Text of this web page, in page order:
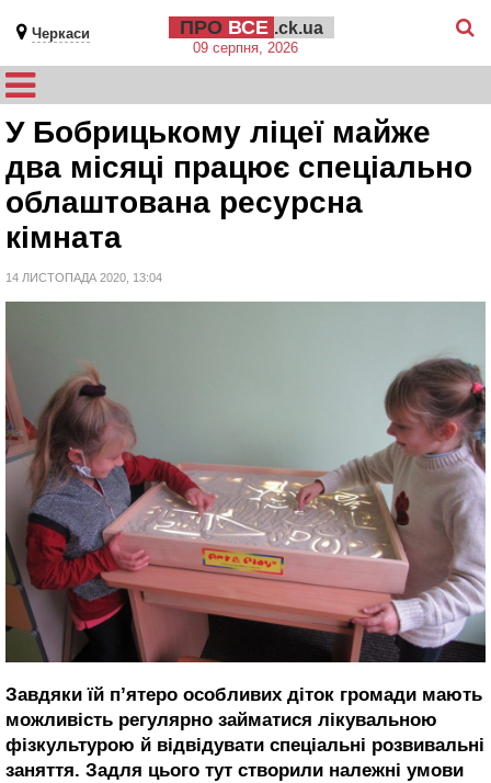
Черкаси ПРО ВСЕ .ck.ua
09 серпня, 2026
У Бобрицькому ліцеї майже
два місяці працює спеціально
облаштована ресурсна
кімната
14 ЛИСТОПАДА 2020, 13:04
Завдяки їй п’ятеро особливих діток громади мають
можливість регулярно займатися лікувальною
фізкультурою й відвідувати спеціальні розвивальні
заняття. Задля цього тут створили належні умови